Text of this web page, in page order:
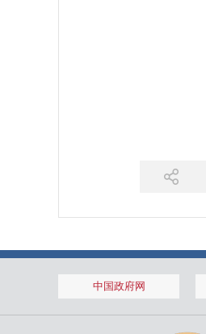
中国政府网